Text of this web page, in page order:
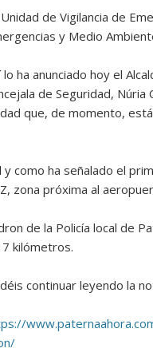
de Vigilancia de
y Medio
lo ha anunciado hoy el
de Seguridad,
que, de momento,
y como ha señalado el
zona próxima al
de la Policía local de
kilómetros.
continuar leyendo la